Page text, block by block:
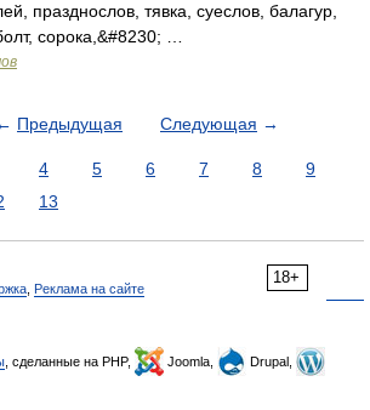
празднослов, тявка, суеслов, балагур,
сорока,&#8230; …
← Предыдущая Следующая →
4 5 6 7 8
9
13
18+
Реклама на сайте
, сделанные на PHP, Joomla,
Drupal,